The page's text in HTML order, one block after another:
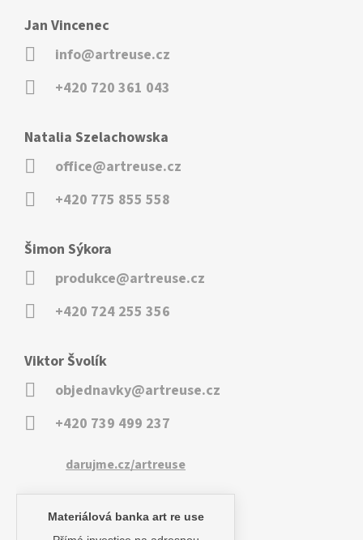
Jan Vincenec
info@artreuse.cz
+420 720 361 043
Natalia Szelachowska
office@artreuse.cz
+420 775 855 558
Šimon Sýkora
produkce@artreuse.cz
+420 724 255 356
Viktor Švolík
objednavky@artreuse.cz
+420 739 499 237
darujme.cz/artreuse